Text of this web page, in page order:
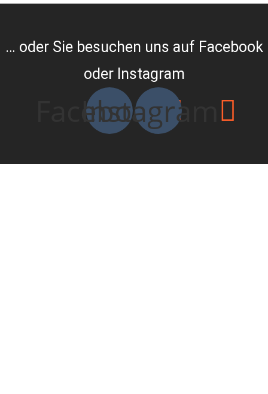
… oder Sie besuchen uns auf Facebook
oder Instagram
Facebook
Instagram